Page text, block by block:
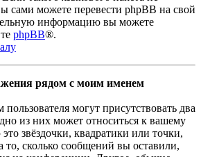
сами можете перевести phpBB на свой
информацию вы можете
phpBB®.
рядом с моим именем
могут присутствовать два
из них может относиться к вашему
звёздочки, квадратики или точки,
сколько сообщений вы оставили,